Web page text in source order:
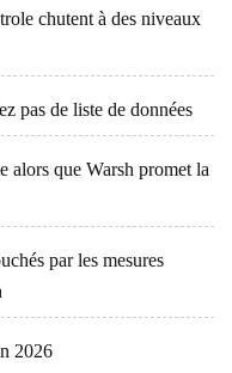
chutent à des niveaux
pas de liste de données
alors que Warsh promet la
par les mesures
2026